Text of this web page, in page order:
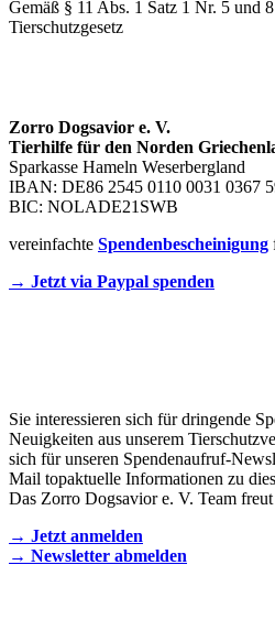
Gemäß § 11 Abs. 1 Satz 1 Nr. 5 und
Tierschutzgesetz
Zorro Dogsavior e. V.
Tierhilfe für den Norden
Sparkasse Hameln Weserbergland
IBAN: DE86 2545 0110 0031 0367
BIC: NOLADE21SWB
vereinfachte Spendenbescheinigung
→ Jetzt via Paypal spenden
Sie interessieren sich für dringende
Neuigkeiten aus unserem
sich für unseren Spendenaufruf-
Mail topaktuelle Informationen zu
Das Zorro Dogsavior e. V. Team
→ Jetzt anmelden
→ Newsletter abmelden